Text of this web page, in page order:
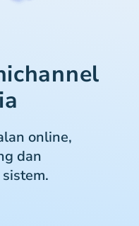
online,
dan